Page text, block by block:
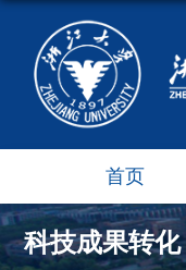
首页
科技成果转化